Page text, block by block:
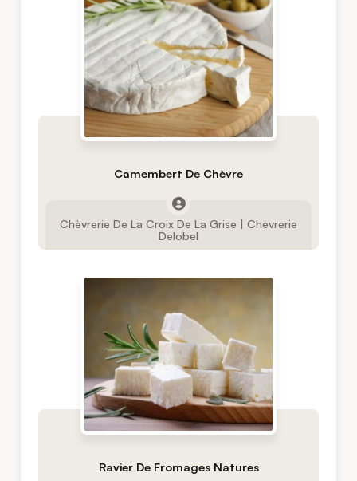
Camembert De Chèvre
Chèvrerie De La Croix De La Grise | Chèvrerie
Delobel
Ravier De Fromages Natures